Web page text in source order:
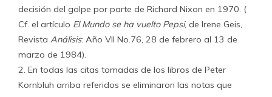
decisión del golpe por parte de Richard Nixon en 1970. (
Cf. el artículo El Mundo se ha vuelto Pepsi, de Irene Geis,
Revista Análisis: Año VII No.76, 28 de febrero al 13 de
marzo de 1984).
2. En todas las citas tomadas de los libros de Peter
Kornbluh arriba referidos se eliminaron las notas que